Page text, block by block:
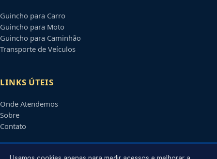
Guincho para Carro
Guincho para Moto
Guincho para Caminhão
Transporte de Veículos
LINKS ÚTEIS
Onde Atendemos
Sobre
Contato